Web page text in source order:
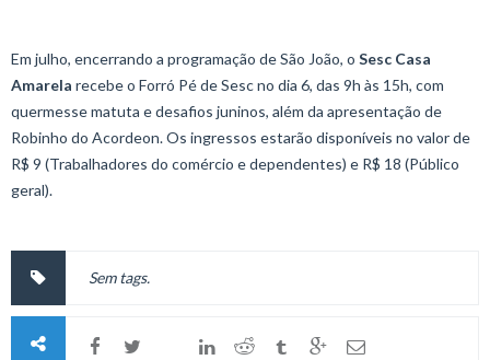
Em julho, encerrando a programação de São João, o Sesc Casa
Amarela recebe o Forró Pé de Sesc no dia 6, das 9h às 15h, com
quermesse matuta e desafios juninos, além da apresentação de
Robinho do Acordeon. Os ingressos estarão disponíveis no valor de
R$ 9 (Trabalhadores do comércio e dependentes) e R$ 18 (Público
geral).
Sem tags.